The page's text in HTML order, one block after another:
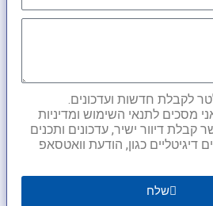
לקבלת חדשות ועדכונים.
מסכים לתנאי השימוש ומדיניות
קבלת דיוור ישיר, עדכונים ותכנים
דיגיטליים כגון, הודעת וואטסאפ
שלח